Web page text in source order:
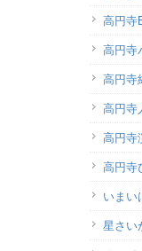
高円寺
高円寺
高円寺
高円寺
高円寺
高円寺
いまい
星さい